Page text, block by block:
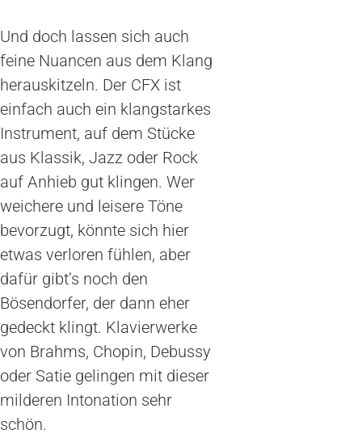
Und doch lassen sich auch
feine Nuancen aus dem Klang
herauskitzeln. Der CFX ist
einfach auch ein klangstarkes
Instrument, auf dem Stücke
aus Klassik, Jazz oder Rock
auf Anhieb gut klingen. Wer
weichere und leisere Töne
bevorzugt, könnte sich hier
etwas verloren fühlen, aber
dafür gibt’s noch den
Bösendorfer, der dann eher
gedeckt klingt. Klavierwerke
von Brahms, Chopin, Debussy
oder Satie gelingen mit dieser
milderen Intonation sehr
schön.